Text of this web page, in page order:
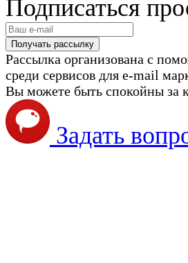
Подписаться
Рассылка организована с
среди сервисов для e-mail
Вы можете быть спокойны за
Задать